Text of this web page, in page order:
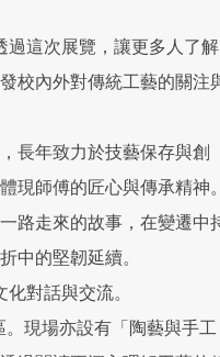
這次展覽，讓更多人了解
校內外對傳統工藝的關注
長年致力於技藝保存與創
現師傅的匠心與傳承精神
路走來的故事，在變遷中
中的堅韌延續。
對話與交流。
現場亦設有「陶藝與手工